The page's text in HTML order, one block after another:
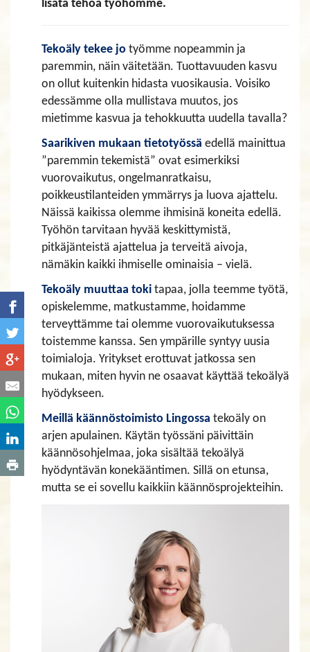
lisätä tehoa työhömme.
Tekoäly tekee jo työmme nopeammin ja
paremmin, näin väitetään. Tuottavuuden kasvu
on ollut kuitenkin hidasta vuosikausia. Voisiko
edessämme olla mullistava muutos, jos
mietimme kasvua ja tehokkuutta uudella tavalla?
Saarikiven mukaan tietotyössä edellä mainittua
”paremmin tekemistä” ovat esimerkiksi
vuorovaikutus, ongelmanratkaisu,
poikkeustilanteiden ymmärrys ja luova ajattelu.
Näissä kaikissa olemme ihmisinä koneita edellä.
Työhön tarvitaan hyvää keskittymistä,
pitkäjänteistä ajattelua ja terveitä aivoja,
nämäkin kaikki ihmiselle ominaisia – vielä.
Tekoäly muuttaa toki tapaa, jolla teemme työtä,
opiskelemme, matkustamme, hoidamme
terveyttämme tai olemme vuorovaikutuksessa
toistemme kanssa. Sen ympärille syntyy uusia
toimialoja. Yritykset erottuvat jatkossa sen
mukaan, miten hyvin ne osaavat käyttää tekoälyä
hyödykseen.
Meillä käännöstoimisto Lingossa tekoäly on
arjen apulainen. Käytän työssäni päivittäin
käännösohjelmaa, joka sisältää tekoälyä
hyödyntävän konekääntimen. Sillä on etunsa,
mutta se ei sovellu kaikkiin käännösprojekteihin.